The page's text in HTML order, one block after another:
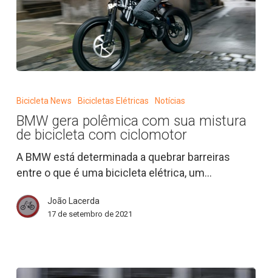
com
sua
mistura
de
com
ciclomotor
Bicicleta News Bicicletas Elétricas Notícias
BMW gera polêmica com sua mistura
de bicicleta com ciclomotor
A BMW está determinada a quebrar barreiras
entre o que é uma bicicleta elétrica, um…
João Lacerda
17 de setembro de 2021